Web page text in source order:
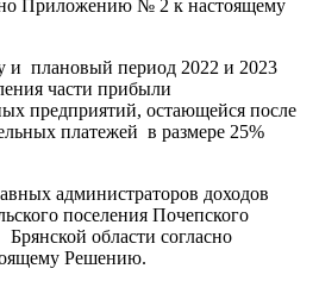
Приложению № 2 к настоящему
и плановый период 2022 и 2023
части прибыли
предприятий, остающейся после
платежей в размере 25%
администраторов доходов
поселения Почепского
области согласно
Решению.